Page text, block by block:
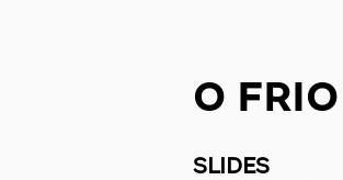
O
SLIDES